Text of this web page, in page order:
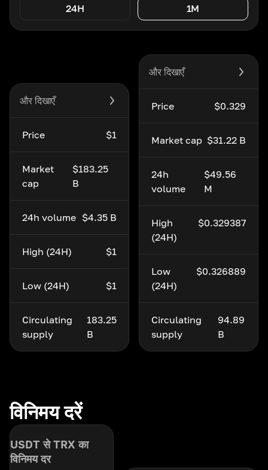
24H 1M
और दिखाएँ
Price $1
Market
cap
$183.25
B
24h volume $4.35 B
High (24H) $1
Low (24H) $1
Circulating
supply
183.25
B
और दिखाएँ
Price $0.329
Market cap $31.22 B
24h
volume
$49.56
M
High
(24H)
$0.329387
Low
(24H)
$0.326889
Circulating
supply
94.89
B
विनिमय दरें
USDT से TRX का
विनिमय दर